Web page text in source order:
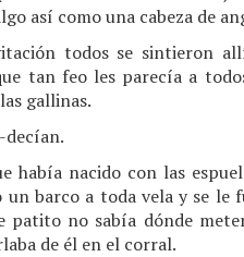
así como una cabeza de
todos se sintieron
tan feo les parecía a
gallinas.
decían.
había nacido con las
un barco a toda vela y se le
patito no sabía dónde
de él en el corral.